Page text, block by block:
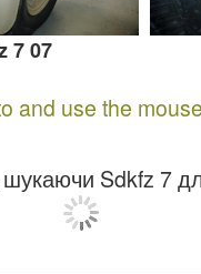
7 07
and use the
шукаючи Sdkfz 7